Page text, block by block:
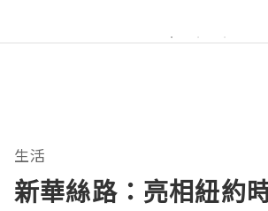
生活
新華絲路：亮相紐約